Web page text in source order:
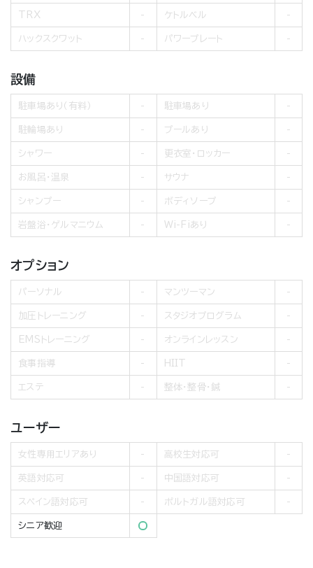
TRX ケトルベル
ハックスクワット パワープレート
設備
駐車場あり（有料） 駐車場あり
駐輪場あり プールあり
シャワー 更衣室・ロッカー
お風呂・温泉 サウナ
シャンプー ボディソープ
岩盤浴・ゲルマニウム Wi-Fiあり
オプション
パーソナル マンツーマン
加圧トレーニング スタジオプログラム
EMSトレーニング オンラインレッスン
食事指導 HIIT
エステ 整体・整骨・鍼
ユーザー
女性専用エリアあり 高校生対応可
英語対応可 中国語対応可
スペイン語対応可 ポルトガル語対応可
シニア歓迎